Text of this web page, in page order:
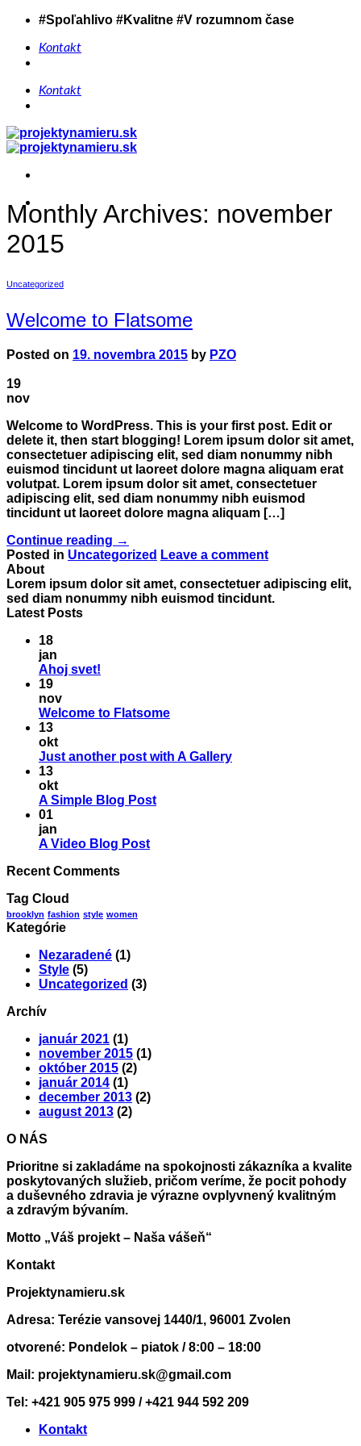
Skip
content
#Spoľahlivo #Kvalitne #V rozumnom čase
Kontakt
Kontakt
Monthly Archives: november
2015
Uncategorized
Welcome to Flatsome
Posted on 19. novembra 2015 by PZO
19
nov
Welcome to WordPress. This is your first post. Edit or
delete it, then start blogging! Lorem ipsum dolor sit amet,
consectetuer adipiscing elit, sed diam nonummy nibh
euismod tincidunt ut laoreet dolore magna aliquam erat
volutpat. Lorem ipsum dolor sit amet, consectetuer
adipiscing elit, sed diam nonummy nibh euismod
tincidunt ut laoreet dolore magna aliquam […]
Continue reading →
Posted in Uncategorized Leave a comment
About
Lorem ipsum dolor sit amet, consectetuer adipiscing elit,
sed diam nonummy nibh euismod tincidunt.
Latest Posts
18
jan
Ahoj svet!
Ahoj
19
nov
Welcome to FlatsomeŽiadne
Welcome
13
okt
Just another post with A GalleryŽiadne
13
okt
A Simple Blog PostŽiadne
01
jan
A Video Blog PostŽiadne
Recent Comments
Tag Cloud
brooklyn fashion style women
Kategórie
Nezaradené (1)
Style (5)
Uncategorized (3)
Archív
január 2021 (1)
november 2015 (1)
október 2015 (2)
január 2014 (1)
december 2013 (2)
august 2013 (2)
O NÁS
Prioritne si zakladáme na spokojnosti zákazníka a kvalite
poskytovaných služieb, pričom veríme, že pocit pohody
a duševného zdravia je výrazne ovplyvnený kvalitným
a zdravým bývaním.
Motto „Váš projekt – Naša vášeň“
Kontakt
Projektynamieru.sk
Adresa: Terézie vansovej 1440/1, 96001 Zvolen
otvorené: Pondelok – piatok / 8:00 – 18:00
Mail: projektynamieru.sk@gmail.com
Tel: +421 905 975 999 / +421 944 592 209
Kontakt